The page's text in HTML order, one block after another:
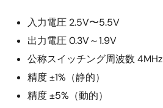
入力電圧 2.5V〜5.5V
出力電圧 0.3V～1.9V
公称スイッチング周波数 4MHz
精度 ±1%（静的）
精度 ±5%（動的）